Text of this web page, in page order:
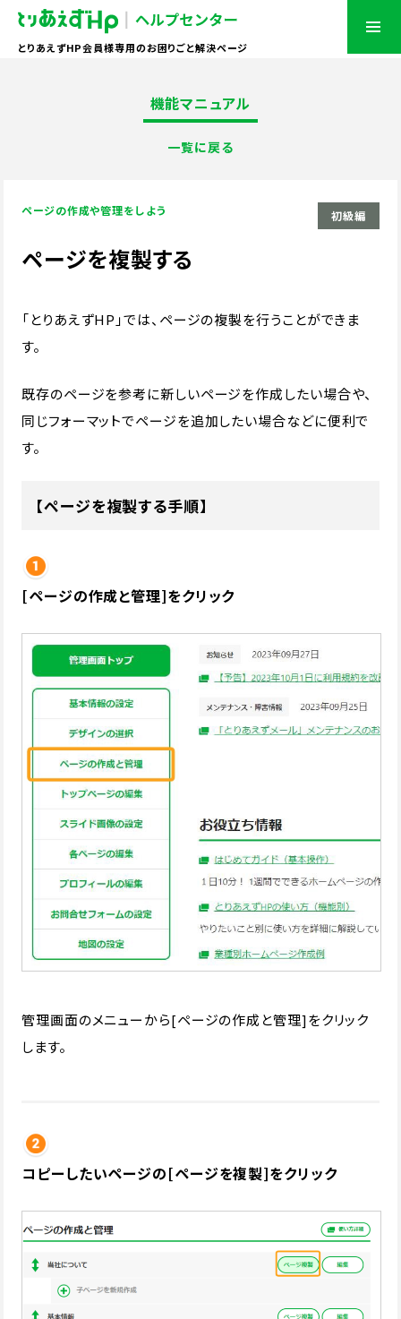
とりあえずHP会員様専用のお困りごと解決ページ
機能マニュアル
一覧に戻る
初級編
ページの作成や管理をしよう
ページを複製する
「とりあえずHP」では、ページの複製を行うことができま
す。
既存のページを参考に新しいページを作成したい場合や、
同じフォーマットでページを追加したい場合などに便利で
す。
【ページを複製する手順】
[ページの作成と管理]をクリック
管理画面のメニューから[ページの作成と管理]をクリック
します。
コピーしたいページの[ページを複製]をクリック